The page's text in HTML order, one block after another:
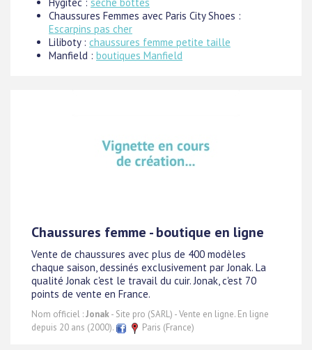
Chaussures Femmes avec Paris City Shoes :
Escarpins pas cher
Liliboty : chaussures femme petite taille
Manfield : boutiques Manfield
Chaussures femme - boutique en ligne
Vente de chaussures avec plus de 400 modèles
chaque saison, dessinés exclusivement par Jonak. La
qualité Jonak c'est le travail du cuir. Jonak, c'est 70
points de vente en France.
Nom officiel :Jonak- Site pro (SARL) - Vente en ligne. En ligne
depuis 20 ans (2000).
Paris (France)